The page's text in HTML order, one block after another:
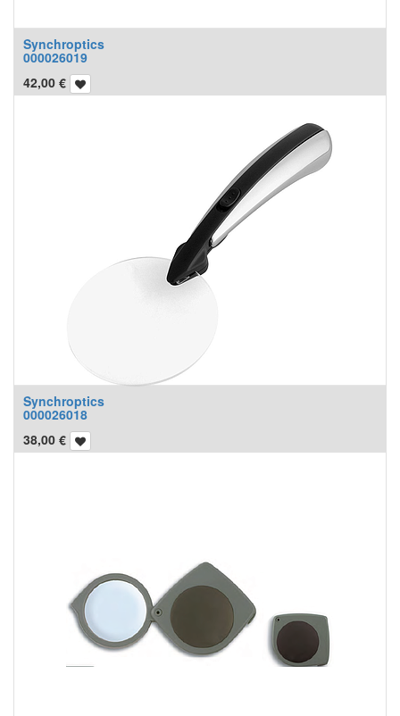
Synchroptics
000026019
42,00 €
Synchroptics
000026018
38,00 €